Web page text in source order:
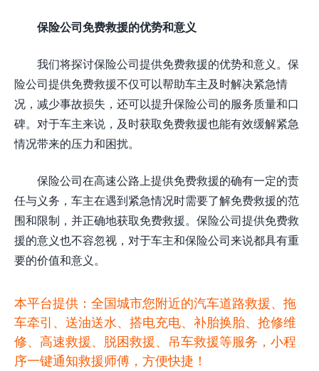
保险公司免费救援的优势和意义
我们将探讨保险公司提供免费救援的优势和意义。保
险公司提供免费救援不仅可以帮助车主及时解决紧急情
况，减少事故损失，还可以提升保险公司的服务质量和口
碑。对于车主来说，及时获取免费救援也能有效缓解紧急
情况带来的压力和困扰。
保险公司在高速公路上提供免费救援的确有一定的责
任与义务，车主在遇到紧急情况时需要了解免费救援的范
围和限制，并正确地获取免费救援。保险公司提供免费救
援的意义也不容忽视，对于车主和保险公司来说都具有重
要的价值和意义。
本平台提供：全国城市您附近的汽车道路救援、拖
车牵引、送油送水、搭电充电、补胎换胎、抢修维
修、高速救援、脱困救援、吊车救援等服务，小程
序一键通知救援师傅，方便快捷！